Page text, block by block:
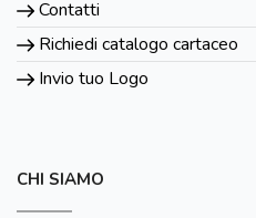
Contatti
Richiedi catalogo cartaceo
Invio tuo Logo
CHI SIAMO